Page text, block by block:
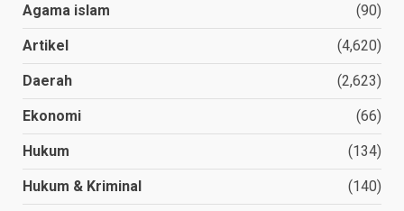
Agama islam (90)
Artikel (4,620)
Daerah (2,623)
Ekonomi (66)
Hukum (134)
Hukum & Kriminal (140)